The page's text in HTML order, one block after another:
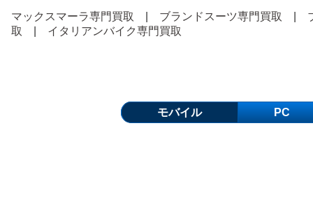
マックスマーラ専門買取 ブランドスーツ専門買取
取
イタリアンバイク専門買取
モバイル PC